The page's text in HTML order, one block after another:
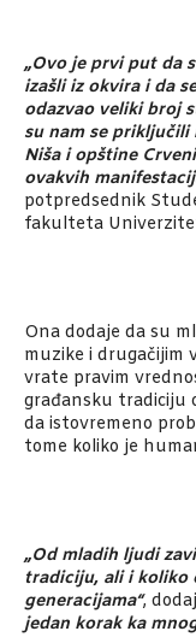
„Ovo je prvi put da
izašli iz okvira i da
odazvao veliki broj
su nam se
Niša i opštine
ovakvih
potpredsednik
fakulteta
Ona dodaje da su
muzike i drugačijim
vrate pravim
građansku tradiciju
da istovremeno
tome koliko je
„Od mladih ljudi
tradiciju, ali i koliko
generacijama“,
jedan korak ka